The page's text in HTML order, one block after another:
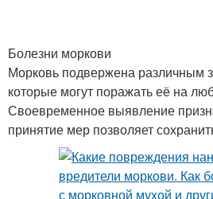
Болезни моркови
Морковь подвержена различным
которые могут поражать её на
Своевременное выявление
принятие мер позволяет